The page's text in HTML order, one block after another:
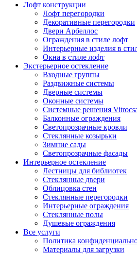
Лофт конструкции
Лофт перегородки
Декоративные перегородки
Двери Арбеллос
Ограждения в стиле лофт
Интерьерные изделия в
Окна в стиле лофт
Экстерьерное остекление
Входные группы
Раздвижные системы
Дверные системы
Оконные системы
Системные решения
Балконные ограждения
Светопрозрачные кровли
Стеклянные козырьки
Зимние сады
Светопрозрачные фасады
Интерьерное остекление
Лестницы для библиотек
Стеклянные двери
Облицовка стен
Стеклянные перегородки
Интерьерные ограждения
Стеклянные полы
Душевые ограждения
Все услуги
Политика
Материалы для загрузки